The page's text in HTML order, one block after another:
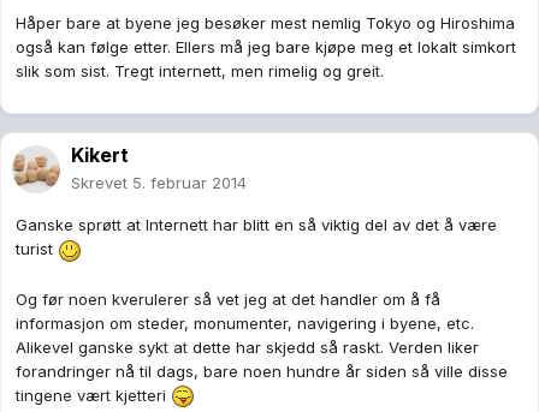
Håper bare at byene jeg besøker mest nemlig Tokyo og Hiroshima
også kan følge etter. Ellers må jeg bare kjøpe meg et lokalt simkort
slik som sist. Tregt internett, men rimelig og greit.
Kikert
Skrevet 5. februar 2014
Ganske sprøtt at Internett har blitt en så viktig del av det å være
turist
Og før noen kverulerer så vet jeg at det handler om å få
informasjon om steder, monumenter, navigering i byene, etc.
Alikevel ganske sykt at dette har skjedd så raskt. Verden liker
forandringer nå til dags, bare noen hundre år siden så ville disse
tingene vært kjetteri